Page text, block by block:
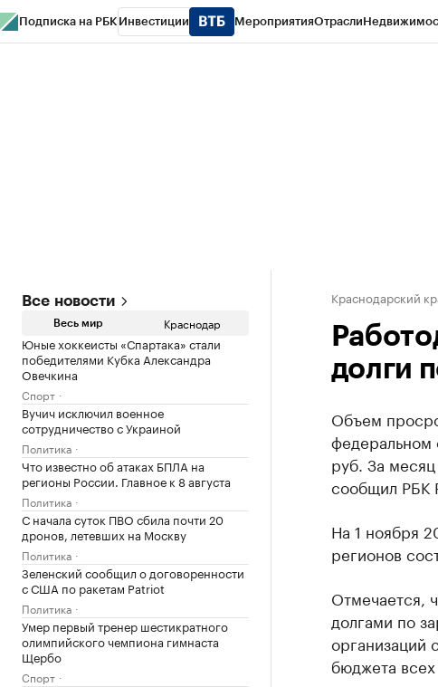
Подписка на РБК Инвестиции МероприятияОтрасли
Все новости
Весь мир Краснодар
Юные хоккеисты «Спартака» стали
победителями Кубка Александра
Овечкина
Спорт
Вучич исключил военное
сотрудничество с Украиной
Политика
Что известно об атаках БПЛА на
регионы России. Главное к 8 августа
Политика
С начала суток ПВО сбила почти 20
дронов, летевших на Москву
Политика
Зеленский сообщил о договоренности
с США по ракетам Patriot
Политика
Умер первый тренер шестикратного
олимпийского чемпиона гимнаста
Щербо
Спорт
Краснодарский
долги
Объем
федеральном
руб. За
сообщил РБК
На 1 ноября
регионов
Отмечается,
долгами по
организаций
бюджета